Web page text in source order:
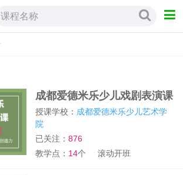
课程名称
成都爱德米乐少儿戏剧表演课
授课学校： 成都爱德米乐少儿艺术学
院
已关注：876
教学点： 14个 滚动开班